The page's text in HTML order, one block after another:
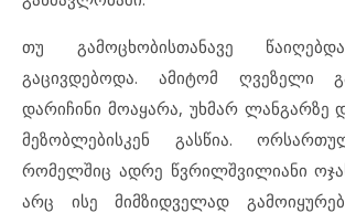
თუ გამოცხობისთანავე
გაცივდებოდა. ამიტომ ღვეზელი
დარიჩინი მოაყარა, უხმარ
მეზობლებისკენ გასწია.
რომელშიც ადრე წვრილშვილიანი
არც ისე მიმზიდველად